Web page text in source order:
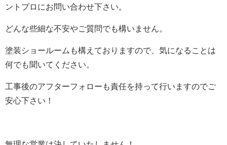
ントプロにお問い合わせ下さい。
どんな些細な不安やご質問でも構いません。
塗装ショールームも構えておりますので、気になることは
何でも聞いてください。
工事後のアフターフォローも責任を持って行いますのでご
安心下さい！